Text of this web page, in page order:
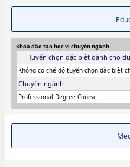
Khóa đào tạo học vị chuyên ngành
Tuyển chọn đặc biệt dành cho
Không có chế độ tuyển chọn đăc biệt
Chuyên ngành
Professional Degree Course